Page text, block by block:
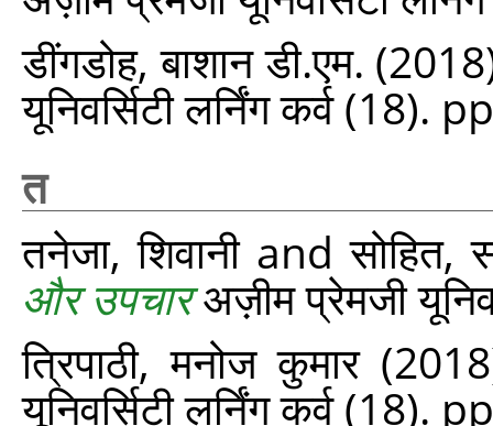
डींगडोह, बाशान डी.एम.
यूनिवर्सिटी लर्निंग कर्व (18).
त
तनेजा, शिवानीandसोहित,
और उपचारअज़ीम प्रेमजी
त्रिपाठी, मनोज कुमार
यूनिवर्सिटी लर्निंग कर्व (18).